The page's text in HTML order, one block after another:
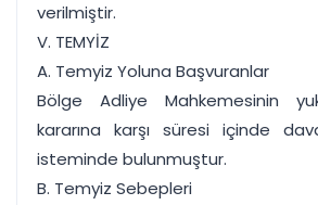
verilmiştir.
V. TEMYİZ
A. Temyiz Yoluna Başvuranlar
Bölge Adliye Mahkemesinin
kararına karşı süresi içinde
isteminde bulunmuştur.
B. Temyiz Sebepleri